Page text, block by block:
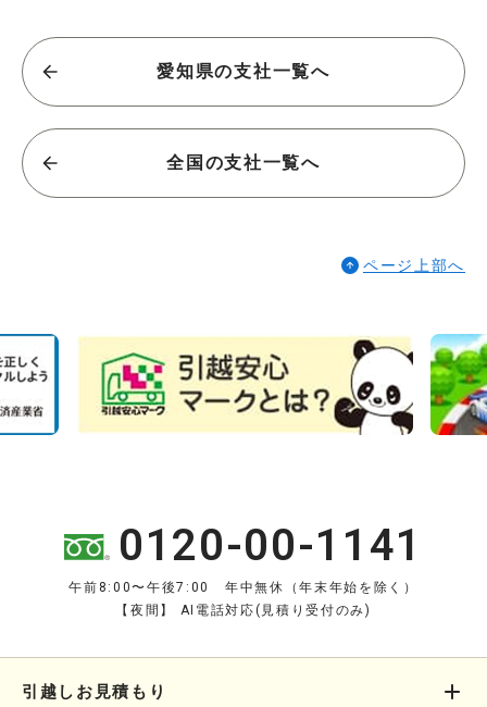
愛知県の支社一覧へ
全国の支社一覧へ
ページ上部へ
0120-00-1141
午前8:00〜午後7:00 年中無休（年末年始を除く）
【夜間】 AI電話対応(見積り受付のみ)
引越しお見積もり